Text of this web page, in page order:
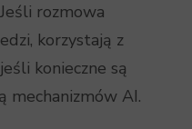
rozmowa
korzystają z
konieczne są
mechanizmów AI.